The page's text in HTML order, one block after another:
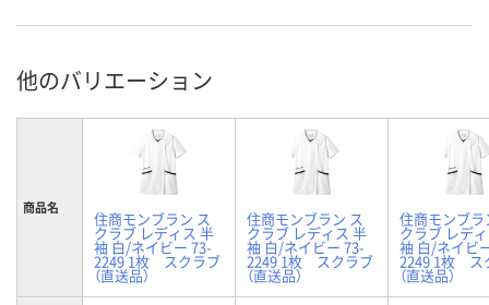
他のバリエーション
商品名
住商モンブラン ス
クラブ レディス 半
袖 白/ネイビー 73-
2249 1枚 スクラブ
（直送品）
住商モンブラン ス
クラブ レディス 半
袖 白/ネイビー 73-
2249 1枚 スクラブ
（直送品）
住商モンブラ
クラブ レデ
袖 白/ネイビ
2249 1枚 ス
（直送品）